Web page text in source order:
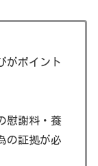
がポイント
慰謝料・養
の証拠が必